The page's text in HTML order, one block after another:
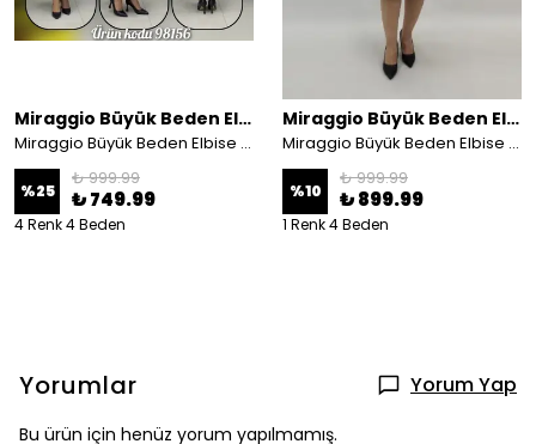
Miraggio Büyük Beden Elbise
Miraggio Büyük Beden Elbise 98156
%25
₺ 999.99
₺ 749.99
4 Renk 4 Beden
Miraggio Büyük Beden Elbise
Miraggio Büyük Beden Elbise 99264 SİYAH/YEŞİL
%10
₺ 999.99
₺ 899.99
1 Renk 4 Beden
Yorumlar Yorum Yap
Bu ürün için henüz yorum yapılmamış.